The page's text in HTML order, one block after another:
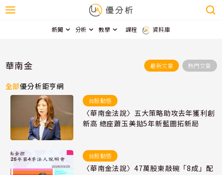
新聞 分析 教學 課程 資料庫
華南金 最新文章 熱門文章
全部優分析鉅亨網
台股動態
〈華南金法說〉五大策略助攻去年獲利創
新高 總座蕭玉美拋5年新藍圖拓新局
台股動態
〈華南金法說〉47萬股東敲碗「8成」配